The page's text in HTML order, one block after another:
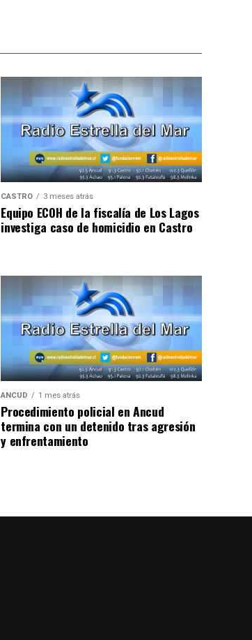
CASTRO 3 meses atrás
Equipo ECOH de la fiscalía de Los Lagos
investiga caso de homicidio en Castro
ANCUD 1 mes atrás
Procedimiento policial en Ancud
termina con un detenido tras agresión
y enfrentamiento